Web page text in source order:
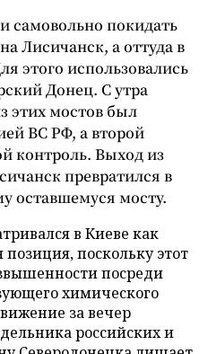
самовольно покидать
Лисичанск, а оттуда в
этого использовались
Донец. С утра
этих мостов был
ВС РФ, а второй
контроль. Выход из
превратился в
оставшемуся мосту.
в Киеве как
поскольку этот
посреди
химического
за вечер
российских и